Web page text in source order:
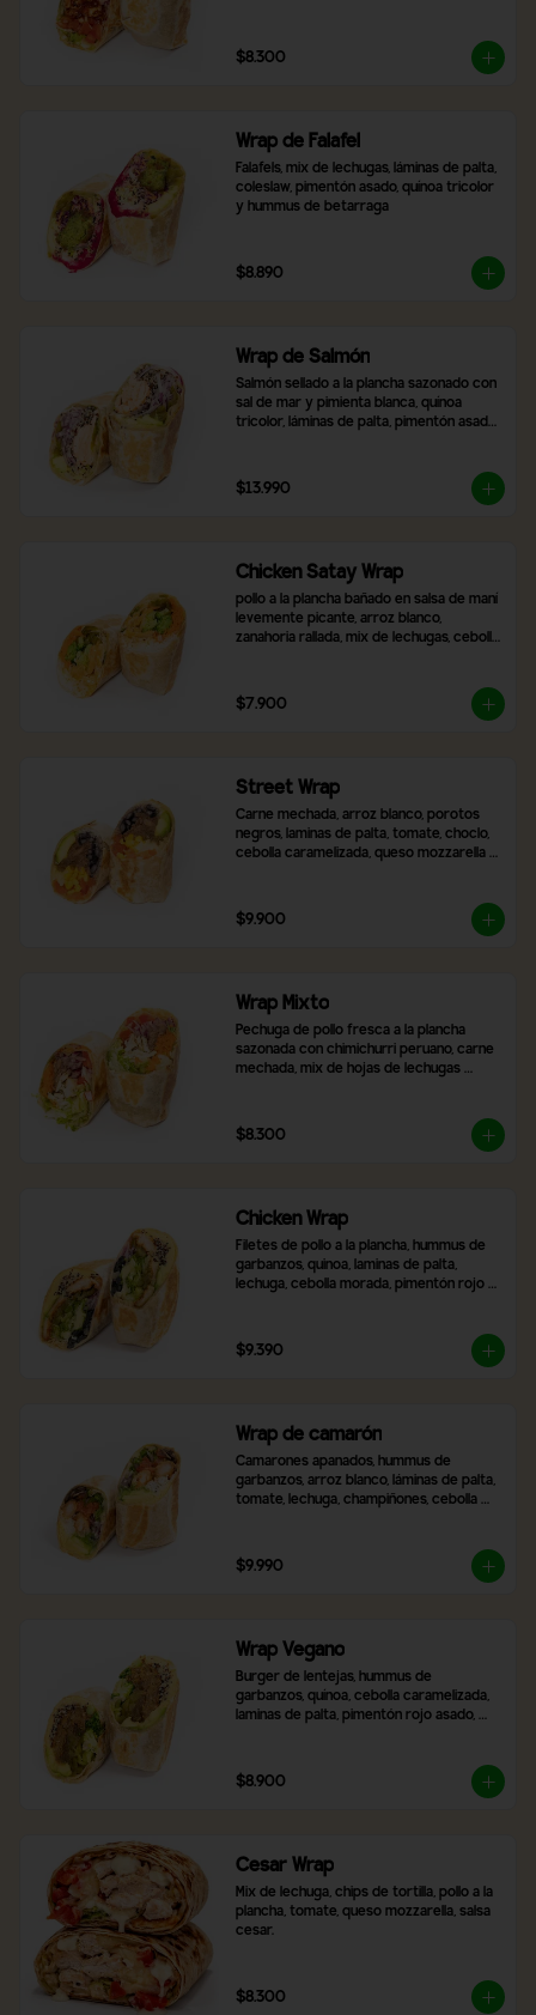
$8.300
Wrap de Falafel
Falafels, mix de lechugas, láminas de palta,
coleslaw, pimentón asado, quínoa tricolor
y hummus de betarraga
$8.890
Wrap de Salmón
Salmón sellado a la plancha sazonado con
sal de mar y pimienta blanca, quínoa
tricolor, láminas de palta, pimentón asado,
$13.990
Chicken Satay Wrap
pollo a la plancha bañado en salsa de maní
levemente picante, arroz blanco,
zanahoria rallada, mix de lechugas, cebolla
$7.900
Street Wrap
Carne mechada, arroz blanco, porotos
negros, laminas de palta, tomate, choclo,
cebolla caramelizada, queso mozzarella y
$9.900
Wrap Mixto
Pechuga de pollo fresca a la plancha
sazonada con chimichurri peruano, carne
mechada, mix de hojas de lechugas
elección.
$8.300
Chicken Wrap
Filetes de pollo a la plancha, hummus de
garbanzos, quinoa, laminas de palta,
lechuga, cebolla morada, pimentón rojo
$9.390
Wrap de camarón
Camarones apanados, hummus de
garbanzos, arroz blanco, láminas de palta,
tomate, lechuga, champiñones, cebolla
$9.990
Wrap Vegano
Burger de lentejas, hummus de
garbanzos, quínoa, cebolla caramelizada,
laminas de palta, pimentón rojo asado,
$8.900
Cesar Wrap
Mix de lechuga, chips de tortilla, pollo a la
plancha, tomate, queso mozzarella, salsa
cesar.
$8.300